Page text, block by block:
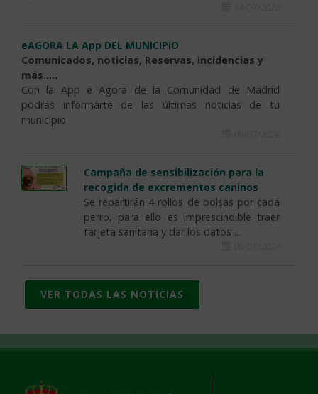
eAGORA LA App DEL MUNICIPIO
Comunicados, noticias, Reservas, incidencias y
más.....
Con la App e Agora de la Comunidad de Madrid
podrás informarte de las últimas noticias de tu
municipio
Campaña de sensibilización para la
recogida de excrementos caninos
Se repartirán 4 rollos de bolsas por cada
perro, para ello es imprescindible traer
tarjeta sanitaria y dar los datos ...
VER TODAS LAS NOTICIAS